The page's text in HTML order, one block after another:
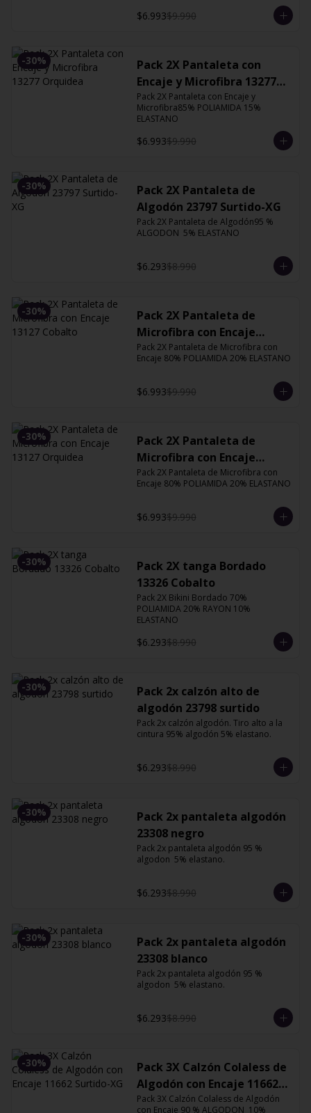
$6.993$9.990
-30%
Pack 2X Pantaleta con
Encaje y Microfibra 13277
Orquidea
Pack 2X Pantaleta con Encaje y
Microfibra85% POLIAMIDA 15%
ELASTANO
$6.993$9.990
-30%
Pack 2X Pantaleta de
Algodón 23797 Surtido-XG
Pack 2X Pantaleta de Algodón95 %
ALGODON  5% ELASTANO
$6.293$8.990
-30%
Pack 2X Pantaleta de
Microfibra con Encaje
13127 Cobalto
Pack 2X Pantaleta de Microfibra con
Encaje 80% POLIAMIDA 20% ELASTANO
$6.993$9.990
-30%
Pack 2X Pantaleta de
Microfibra con Encaje
13127 Orquidea
Pack 2X Pantaleta de Microfibra con
Encaje 80% POLIAMIDA 20% ELASTANO
$6.993$9.990
-30%
Pack 2X tanga Bordado
13326 Cobalto
Pack 2X Bikini Bordado 70%
POLIAMIDA 20% RAYON 10%
ELASTANO
$6.293$8.990
-30%
Pack 2x calzón alto de
algodón 23798 surtido
Pack 2x calzón algodón. Tiro alto a la
cintura 95% algodón 5% elastano.
$6.293$8.990
-30%
Pack 2x pantaleta algodón
23308 negro
Pack 2x pantaleta algodón 95 %
algodon  5% elastano.
$6.293$8.990
-30%
Pack 2x pantaleta algodón
23308 blanco
Pack 2x pantaleta algodón 95 %
algodon  5% elastano.
$6.293$8.990
-30%
Pack 3X Calzón Colaless de
Algodón con Encaje 11662
Surtido-XG
Pack 3X Calzón Colaless de Algodón
con Encaje 90 % ALGODON  10%